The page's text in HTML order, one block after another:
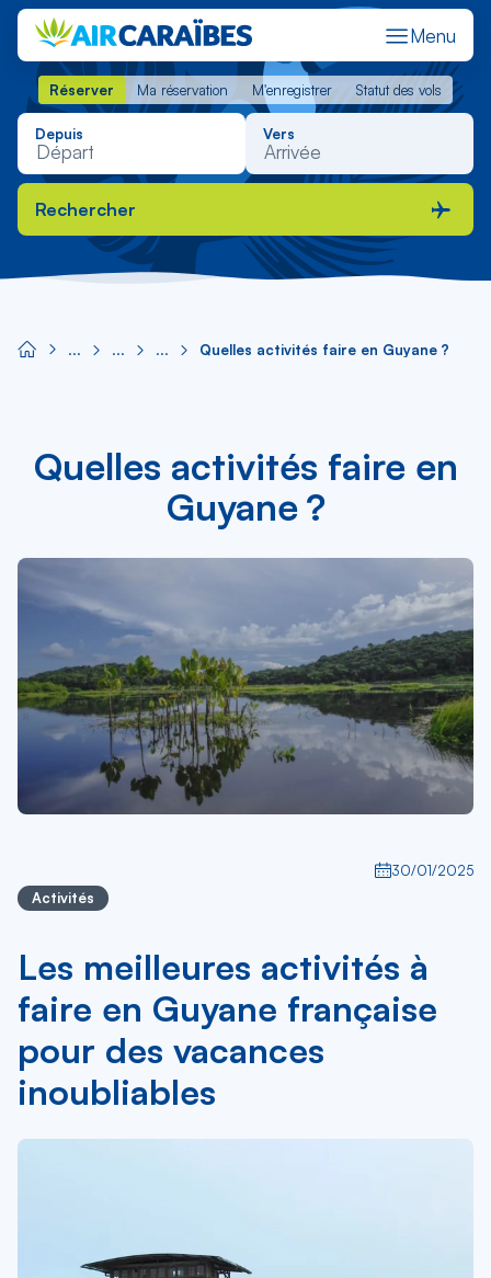
Menu
Réserver Ma réservation M'enregistrer Statut des vols
Réserver Ma réservation M'enregistrer Statut des vols
Depuis Vers
Rechercher
Quelles activités faire en Guyane ?
Quelles activités faire en
Guyane ?
30/01/2025
Activités
Les meilleures activités à
faire en Guyane française
pour des vacances
inoubliables